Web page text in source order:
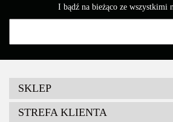
I bądź na bieżąco ze wszystkimi
SKLEP
STREFA KLIENTA